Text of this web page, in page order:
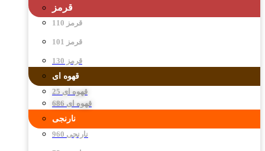
قرمز
قرمز 110
قرمز 101
قرمز 130
قهوه ای
قهوه ای 25
قهوه ای 686
نارنجی
نارنجی 960